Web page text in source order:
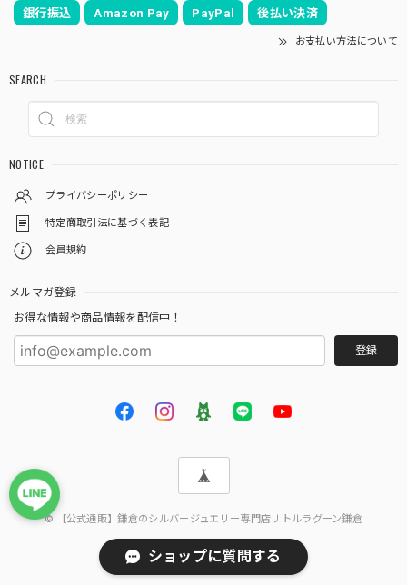
銀行振込 Amazon Pay PayPal 後払い決済
お支払い方法について
SEARCH
NOTICE
プライバシーポリシー
特定商取引法に基づく表記
会員規約
メルマガ登録
お得な情報や商品情報を配信中！
登録
© 【公式通販】鎌倉のシルバージュエリー専門店リトルラグーン鎌倉
ショップに質問する